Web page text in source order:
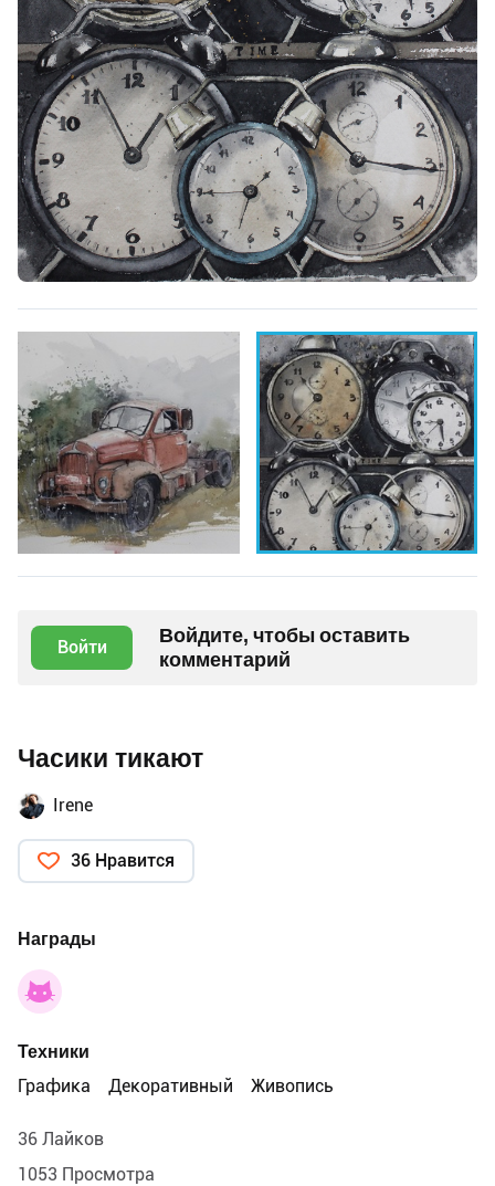
Войти
Войдите, чтобы оставить
комментарий
Часики тикают
Irene
36 Нравится
Награды
Техники
Графика
Декоративный Живопись
36 Лайков
1053 Просмотра